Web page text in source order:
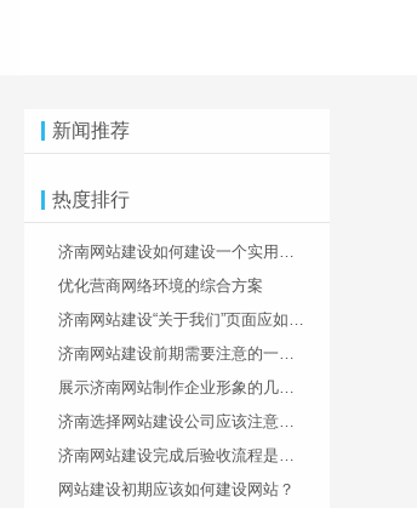
新闻推荐
热度排行
济南网站建设如何建设一个实用性强的网站
优化营商网络环境的综合方案
济南网站建设“关于我们”页面应如何设计处理
济南网站建设前期需要注意的一些事情
展示济南网站制作企业形象的几种方法
济南选择网站建设公司应该注意什么？
济南网站建设完成后验收流程是什么样的
网站建设初期应该如何建设网站？